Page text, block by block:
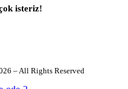
isteriz!
– All Rights Reserved